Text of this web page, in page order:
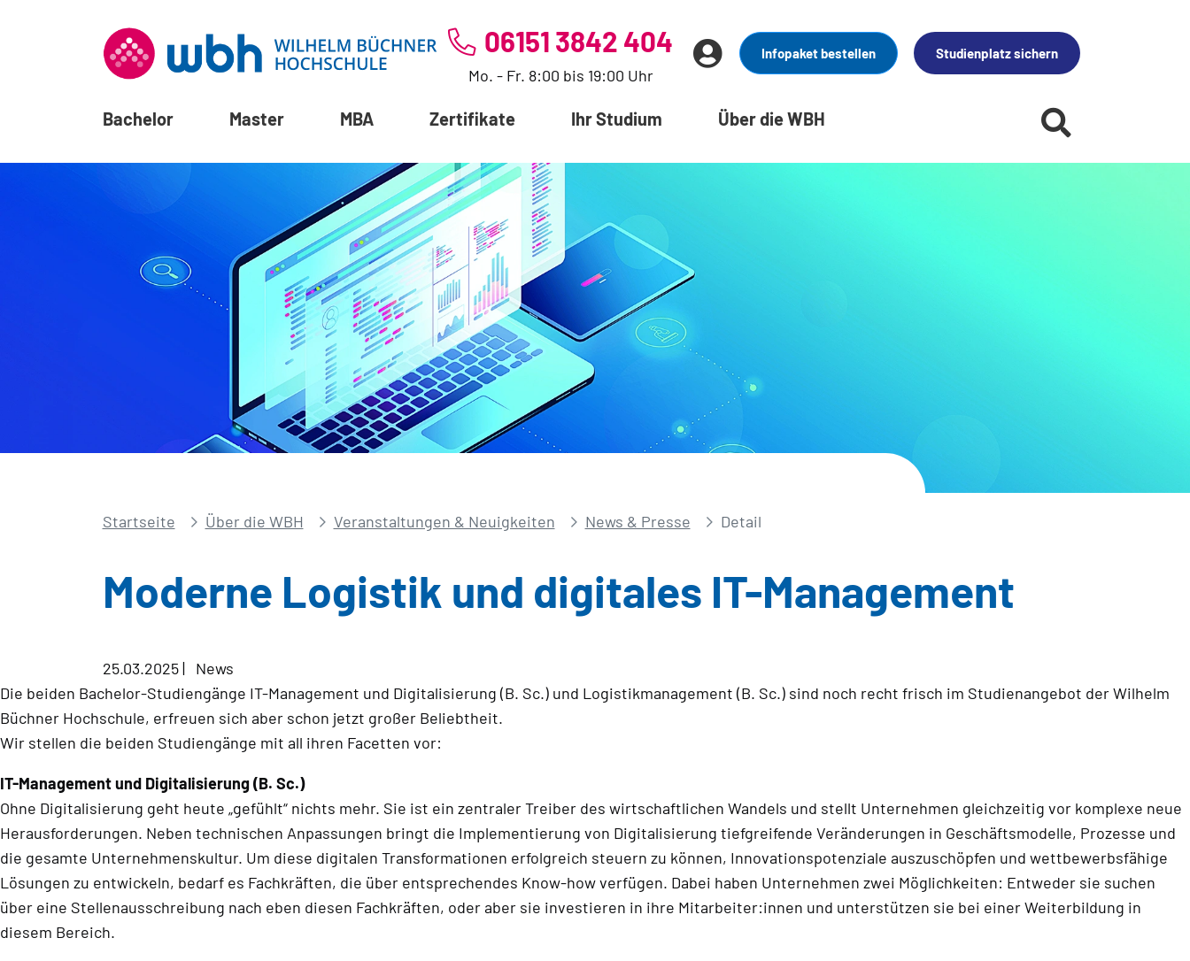
06151 3842 404
Mo. - Fr. 8:00 bis 19:00 Uhr
Infopaket bestellen Studienplatz sichern
Bachelor Master MBA Zertifikate Ihr Studium Über die WBH
Startseite Über die WBH Veranstaltungen & Neuigkeiten News & Presse Detail
Moderne Logistik und digitales IT-Management
25.03.2025| News
Die beiden Bachelor-Studiengänge IT-Management und Digitalisierung (B. Sc.) und Logistikmanagement (B. Sc.) sind noch recht frisch im Studienangebot der Wilhelm
Büchner Hochschule, erfreuen sich aber schon jetzt großer Beliebtheit.
Wir stellen die beiden Studiengänge mit all ihren Facetten vor:
IT-Management und Digitalisierung (B. Sc.)
Ohne Digitalisierung geht heute „gefühlt“ nichts mehr. Sie ist ein zentraler Treiber des wirtschaftlichen Wandels und stellt Unternehmen gleichzeitig vor komplexe neue
Herausforderungen. Neben technischen Anpassungen bringt die Implementierung von Digitalisierung tiefgreifende Veränderungen in Geschäftsmodelle, Prozesse und
die gesamte Unternehmenskultur. Um diese digitalen Transformationen erfolgreich steuern zu können, Innovationspotenziale auszuschöpfen und wettbewerbsfähige
Lösungen zu entwickeln, bedarf es Fachkräften, die über entsprechendes Know-how verfügen. Dabei haben Unternehmen zwei Möglichkeiten: Entweder sie suchen
über eine Stellenausschreibung nach eben diesen Fachkräften, oder aber sie investieren in ihre Mitarbeiter:innen und unterstützen sie bei einer Weiterbildung in
diesem Bereich.